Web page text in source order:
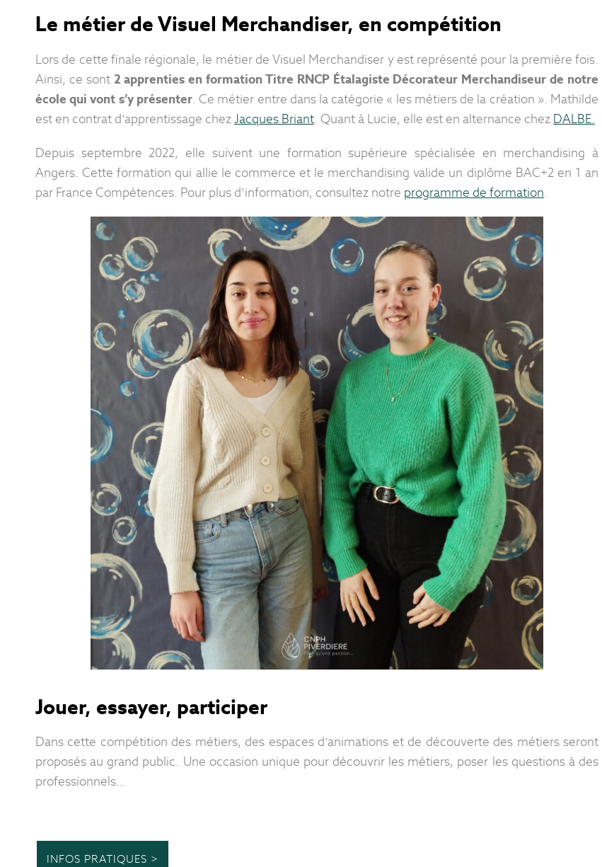
Le métier de Visuel Merchandiser, en compétition
Lors de cette finale régionale, le métier de Visuel Merchandiser y est représenté pour la première fois.
Ainsi, ce sont 2 apprenties en formation Titre RNCP Étalagiste Décorateur Merchandiseur de notre
école qui vont s’y présenter. Ce métier entre dans la catégorie « les métiers de la création ». Mathilde
est en contrat d’apprentissage chezJacques Briant. Quant à Lucie, elle est en alternance chez DALBE.
Depuis septembre 2022, elle suivent une formation supérieure spécialisée en merchandising à
Angers. Cette formation qui allie le commerce et le merchandising valide un diplôme BAC+2 en 1 an
par France Compétences. Pour plus d’information, consultez notre programme de formation.
Jouer, essayer, participer
Dans cette compétition des métiers, des espaces d’animations et de découverte des métiers seront
proposés au grand public. Une occasion unique pour découvrir les métiers, poser les questions à des
professionnels…
INFOS PRATIQUES >